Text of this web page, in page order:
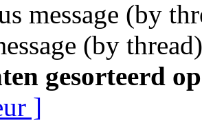
message (by
(by
gesorteerd
]